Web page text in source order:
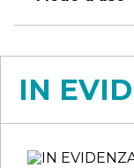
IN